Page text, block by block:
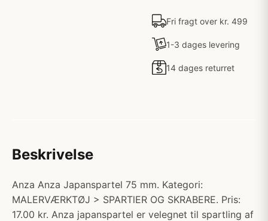
Fri fragt over kr. 499
1-3 dages levering
14 dages returret
Beskrivelse
Anza Anza Japanspartel 75 mm. Kategori:
MALERVÆRKTØJ > SPARTlER OG SKRABERE. Pris:
17.00 kr. Anza japanspartel er velegnet til spartling af